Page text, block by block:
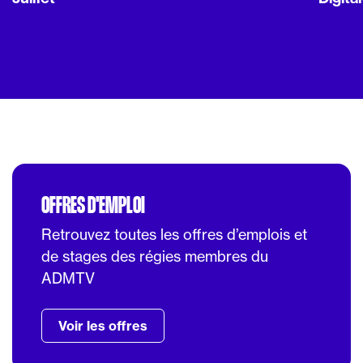
OFFRES D'EMPLOI
Retrouvez toutes les offres d’emplois et
de stages des régies membres du
ADMTV
Voir les offres